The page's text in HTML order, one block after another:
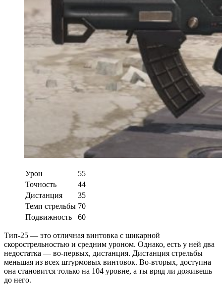
Урон
55
Точность
44
Дистанция
35
Темп стрельбы 70
Подвижность
60
Тип-25 — это отличная винтовка с шикарной
скорострельностью и средним уроном. Однако, есть у ней два
недостатка — во-первых, дистанция. Дистанция стрельбы
меньшая из всех штурмовых винтовок. Во-вторых, доступна
она становится только на 104 уровне, а ты вряд ли доживешь
до него.